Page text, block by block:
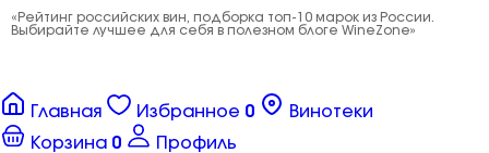
«Рейтинг российских вин, подборка топ-10 марок из России.
Выбирайте лучшее для себя в полезном блоге WineZone»
Главная Избранное 0
Винотеки
Корзина 0 Профиль